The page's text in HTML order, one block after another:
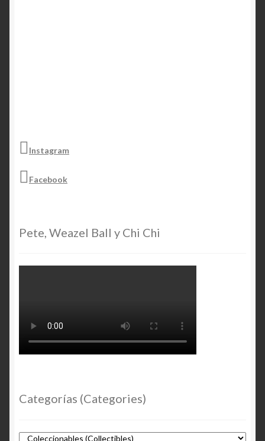
Instagram
Facebook
Pete, Weazel Ball y Chi Chi
Categorías (Categories)